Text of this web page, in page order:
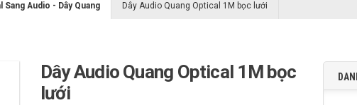
Sang Audio - Dây Quang Dây Audio Quang Optical 1M bọc lưới
Dây Audio Quang Optical 1M bọc
lưới